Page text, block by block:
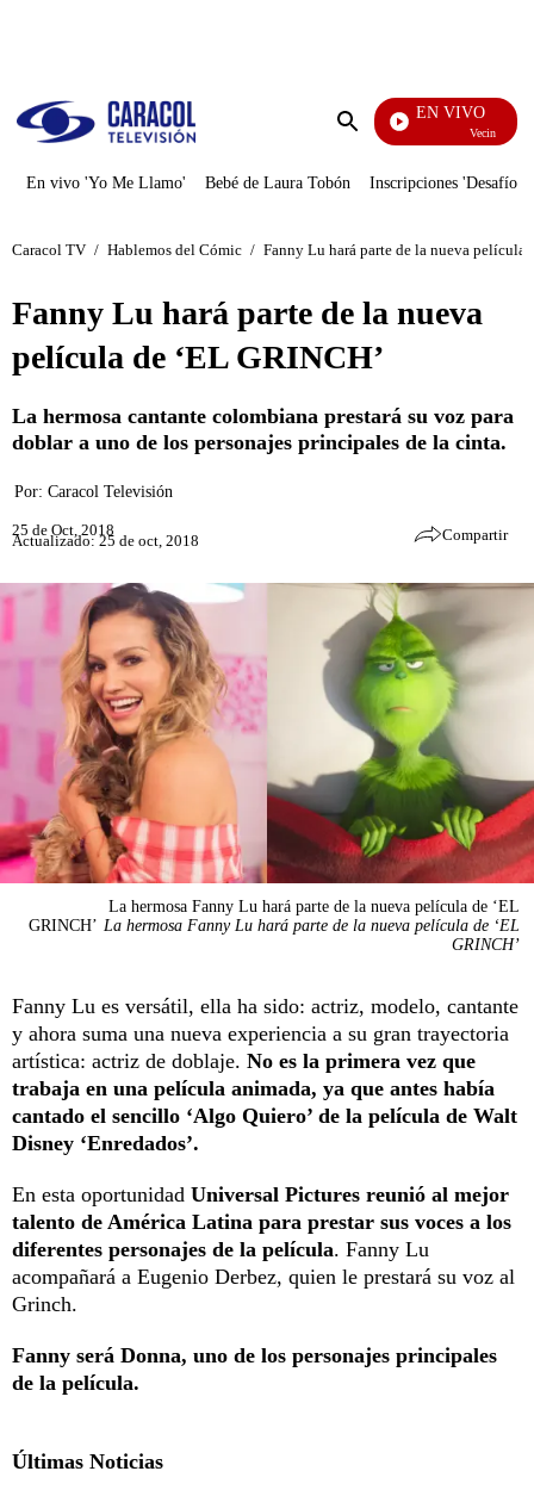
Enviar
EN VIVO
Vecinos
En vivo 'Yo Me Llamo' Bebé de Laura Tobón Inscripciones 'Desafío'
Caracol TV / Hablemos del Cómic / Fanny Lu hará parte de la nueva película
Fanny Lu hará parte de la nueva
película de ‘EL GRINCH’
La hermosa cantante colombiana prestará su voz para
doblar a uno de los personajes principales de la cinta.
Por: Caracol Televisión
25 de Oct, 2018
Actualizado: 25 de oct, 2018 Compartir
La hermosa Fanny Lu hará parte de la nueva película de ‘EL
GRINCH’ La hermosa Fanny Lu hará parte de la nueva película de ‘EL
GRINCH’
Fanny Lu es versátil, ella ha sido: actriz, modelo, cantante
y ahora suma una nueva experiencia a su gran trayectoria
artística: actriz de doblaje. No es la primera vez que
trabaja en una película animada, ya que antes había
cantado el sencillo ‘Algo Quiero’ de la película de Walt
Disney ‘Enredados’.
En esta oportunidad Universal Pictures reunió al mejor
talento de América Latina para prestar sus voces a los
diferentes personajes de la película. Fanny Lu
acompañará a Eugenio Derbez, quien le prestará su voz al
Grinch.
Fanny será Donna, uno de los personajes principales
de la película.
Últimas Noticias